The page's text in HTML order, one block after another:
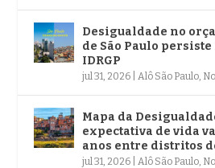
Desigualdade no
de São Paulo persiste
IDRGP
jul 31, 2026 Alô São Paulo
Mapa da
expectativa de vida
anos entre distritos
jul 31, 2026 Alô São Paulo